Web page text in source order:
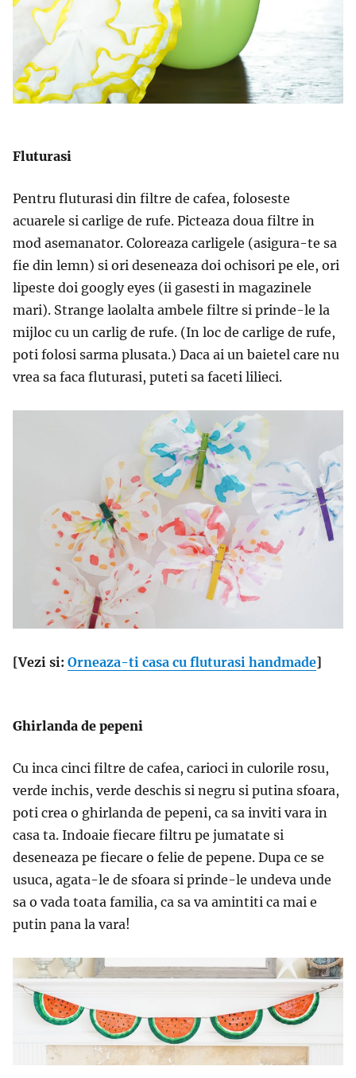
Fluturasi
Pentru fluturasi din filtre de cafea, foloseste
acuarele si carlige de rufe. Picteaza doua filtre in
mod asemanator. Coloreaza carligele (asigura-te sa
fie din lemn) si ori deseneaza doi ochisori pe ele, ori
lipeste doi googly eyes (ii gasesti in magazinele
mari). Strange laolalta ambele filtre si prinde-le la
mijloc cu un carlig de rufe. (In loc de carlige de rufe,
poti folosi sarma plusata.) Daca ai un baietel care nu
vrea sa faca fluturasi, puteti sa faceti lilieci.
[Vezi si: Orneaza-ti casa cu fluturasi handmade]
Ghirlanda de pepeni
Cu inca cinci filtre de cafea, carioci in culorile rosu,
verde inchis, verde deschis si negru si putina sfoara,
poti crea o ghirlanda de pepeni, ca sa inviti vara in
casa ta. Indoaie fiecare filtru pe jumatate si
deseneaza pe fiecare o felie de pepene. Dupa ce se
usuca, agata-le de sfoara si prinde-le undeva unde
sa o vada toata familia, ca sa va amintiti ca mai e
putin pana la vara!